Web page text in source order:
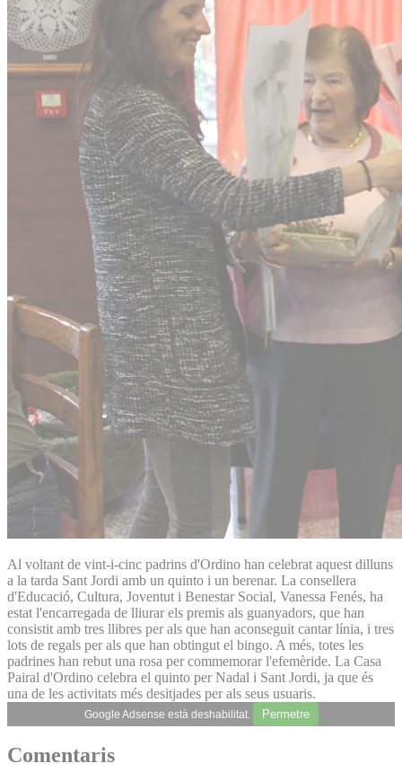
Al voltant de vint-i-cinc padrins d'Ordino han celebrat aquest dilluns
a la tarda Sant Jordi amb un quinto i un berenar. La consellera
d'Educació, Cultura, Joventut i Benestar Social, Vanessa Fenés, ha
estat l'encarregada de lliurar els premis als guanyadors, que han
consistit amb tres llibres per als que han aconseguit cantar línia, i tres
lots de regals per als que han obtingut el bingo. A més, totes les
padrines han rebut una rosa per commemorar l'efemèride. La Casa
Pairal d'Ordino celebra el quinto per Nadal i Sant Jordi, ja que és
una de les activitats més desitjades per als seus usuaris.
Google Adsense està deshabilitat. Permetre
Comentaris